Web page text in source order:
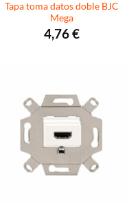
Tapa toma datos doble BJC
Mega
4,76€